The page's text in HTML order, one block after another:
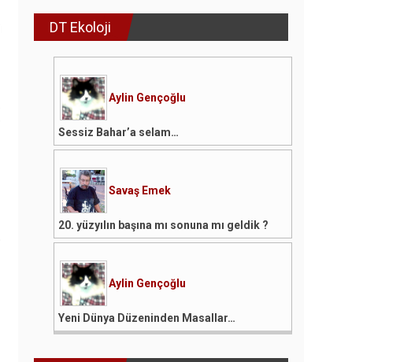
DT Ekoloji
Aylin Gençoğlu
Sessiz Bahar’a selam…
Savaş Emek
20. yüzyılın başına mı sonuna mı geldik ?
Aylin Gençoğlu
Yeni Dünya Düzeninden Masallar…